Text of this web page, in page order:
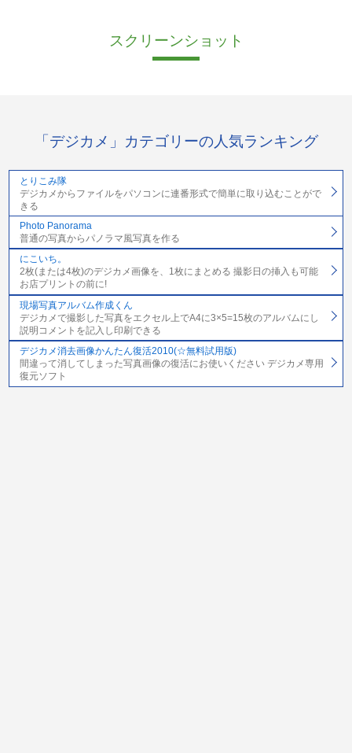
スクリーンショット
「デジカメ」カテゴリーの人気ランキング
とりこみ隊
デジカメからファイルをパソコンに連番形式で簡単に取り込むことがで
きる
Photo Panorama
普通の写真からパノラマ風写真を作る
にこいち。
2枚(または4枚)のデジカメ画像を、1枚にまとめる 撮影日の挿入も可能
お店プリントの前に!
現場写真アルバム作成くん
デジカメで撮影した写真をエクセル上でA4に3×5=15枚のアルバムにし
説明コメントを記入し印刷できる
デジカメ消去画像かんたん復活2010(☆無料試用版)
間違って消してしまった写真画像の復活にお使いください デジカメ専用
復元ソフト